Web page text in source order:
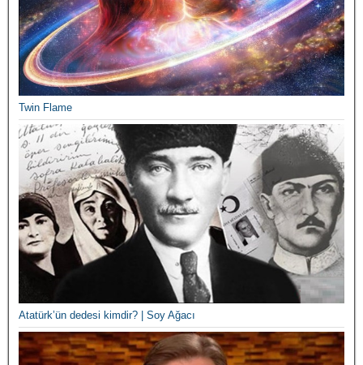
Twin Flame
Atatürk’ün dedesi kimdir? | Soy Ağacı